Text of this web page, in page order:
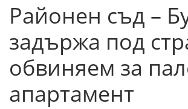
Районен съд –
задържа под
обвиняем за
апартамент